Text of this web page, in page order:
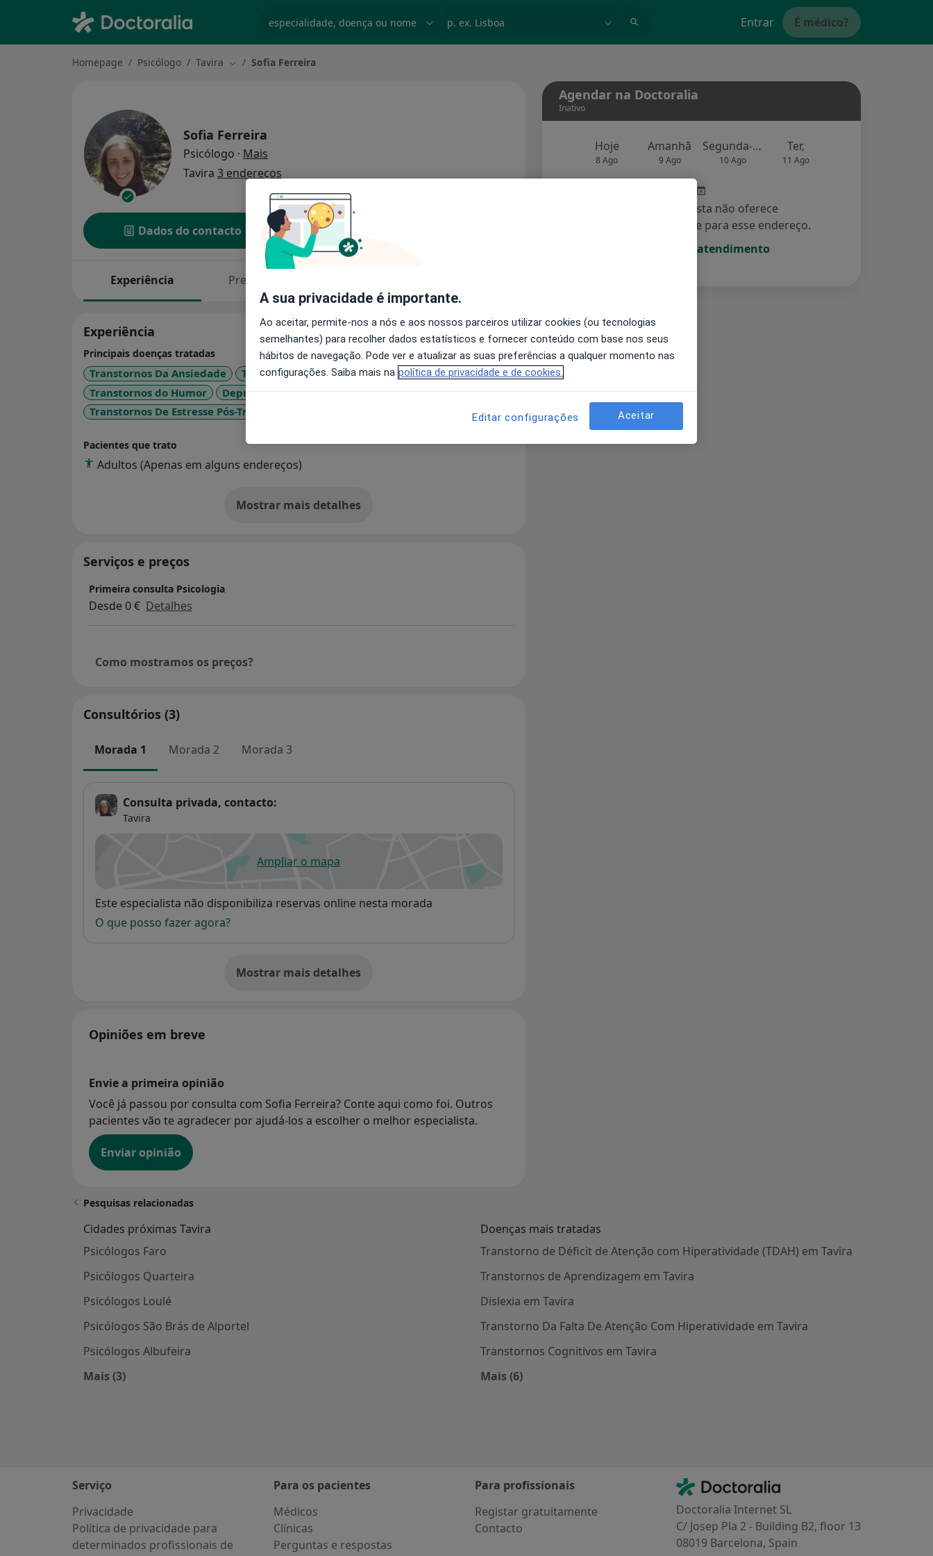
Entrar É médico?
Homepage Psicólogo Tavira Mudar de cidade
Sofia Ferreira
Sofia Ferreira
Psicólogo · Mais
Tavira 3 endereços
Dados do contacto
Experiência Preços
Experiência
Principais doenças tratadas
Transtornos Da Ansiedade
Transtornos Da Personalidade
Transtornos do Humor
Depressão Pós-Parto
Transtornos De Estresse Pós-Traumáticos
Pacientes que trato
Adultos (Apenas em alguns endereços)
Mostrar mais detalhes
sobre a experiência
Serviços e preços
Primeira consulta Psicologia
Desde 0 € Detalhes
Como mostramos os preços?
Consultórios (3)
Morada 1 Morada 2 Morada 3
Consulta privada, contacto:
Tavira
Ampliar o mapaabre num novo separador
Disponibilidade
Este especialista não disponibiliza reservas online nesta morada
O que posso fazer agora?
Mostrar mais detalhes
sobre o endereço
Opiniões em breve
Envie a primeira opinião
Você já passou por consulta com Sofia Ferreira? Conte aqui como foi. Outros
pacientes vão te agradecer por ajudá-los a escolher o melhor especialista.
Enviar opinião
Agendar na Doctoralia
Inativo
Hoje
8 Ago
Amanhã
9 Ago
Segunda-feira
10 Ago
Ter,
11 Ago
Esse especialista não oferece
agendamento online para esse endereço.
Solicite um atendimento
Pesquisas relacionadas
Cidades próximas Tavira
Psicólogos Faro
Psicólogos Quarteira
Psicólogos Loulé
Psicólogos São Brás de Alportel
Psicólogos Albufeira
Mais (3)
Doenças mais tratadas
Transtorno de Déficit de Atenção com Hiperatividade (TDAH) em Tavira
Transtornos de Aprendizagem em Tavira
Dislexia em Tavira
Transtorno Da Falta De Atenção Com Hiperatividade em Tavira
Transtornos Cognitivos em Tavira
Mais (6)
Serviço
Privacidade
Política de privacidade para
determinados profissionais de
Para os pacientes
Médicos
Clínicas
Perguntas e respostas
Para profissionais
Registar gratuitamente
Contacto
Contacto
Doctoralia - Homepage
Doctoralia Internet SL
C/ Josep Pla 2 - Building B2, floor 13
08019 Barcelona, Spain
A sua privacidade é importante.
Ao aceitar, permite-nos a nós e aos nossos parceiros utilizar cookies (ou tecnologias
semelhantes) para recolher dados estatísticos e fornecer conteúdo com base nos seus
hábitos de navegação. Pode ver e atualizar as suas preferências a qualquer momento nas
configurações. Saiba mais na política de privacidade e de cookies.
Editar configurações Aceitar